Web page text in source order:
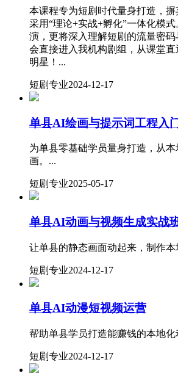
本课程专为短剧时代量身打造，摒
采用“理论+实战+孵化”一体化模
演，更将深入理解短剧的流量密
会直接进入我机构剧组，从课堂
明星！...
短剧专业2024-12-17
单县AI绘画与提示词工程入
为单县零基础学员量身打造，从
画。...
短剧专业2025-05-17
单县AI动画与视频生成实战
让单县的静态画面动起来，制作
短剧专业2024-12-17
​单县AI动漫短视频运营
帮助单县学员打造能赚钱的本地化
短剧专业2024-12-17